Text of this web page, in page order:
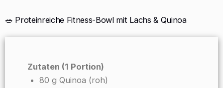
🥗 Proteinreiche Fitness-Bowl mit Lachs & Quinoa
Zutaten (1 Portion)
80 g Quinoa (roh)